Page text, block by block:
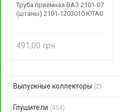
Труба приёмная ВАЗ 2101-07
(штаны) 2101-1203010 ЮТАС
491,00
Выпускные коллекторы (2)
Глушители (454)